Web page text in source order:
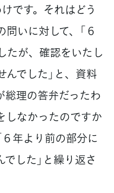
です。それはどう
いに対して、「６
たが、確認をいたし
でした」と、資料
総理の答弁だったわ
しなかったのですか
年より前の部分に
した」と繰り返さ